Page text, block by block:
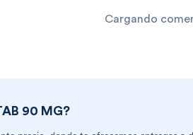
Cargando
90 MG?